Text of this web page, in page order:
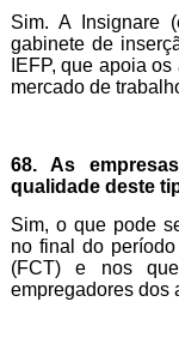
Sim. A Insignare
gabinete de
IEFP, que apoia
mercado de
68. As
qualidade deste
Sim, o que pode
no final do
(FCT) e nos
empregadores dos